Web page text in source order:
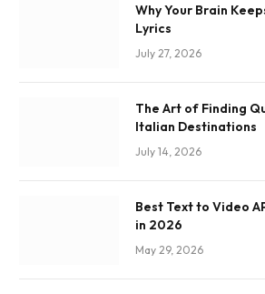
Why Your Brain
Lyrics
July 27, 2026
The Art of Finding
Italian Destinations
July 14, 2026
Best Text to Video
in 2026
May 29, 2026